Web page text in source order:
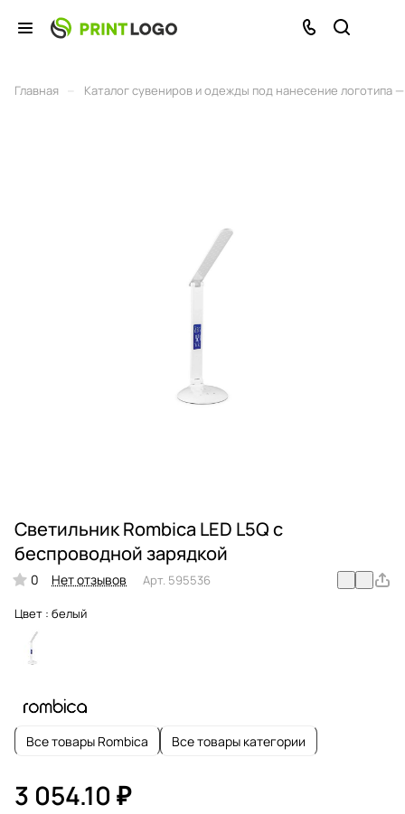
Главная Каталог сувениров и одежды под нанесение логотипа
Светильник Rombica LED L5Q с
беспроводной зарядкой
0 Нет отзывов Арт. 595536
Цвет : белый
Все товары Rombica Все товары категории
3 054.10 ₽